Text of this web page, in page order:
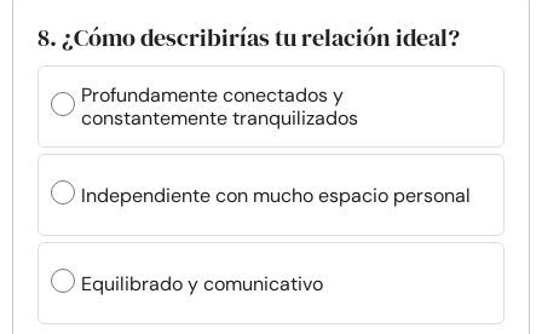
8. ¿Cómo describirías tu relación ideal?
Profundamente conectados y
constantemente tranquilizados
Independiente con mucho espacio personal
Equilibrado y comunicativo